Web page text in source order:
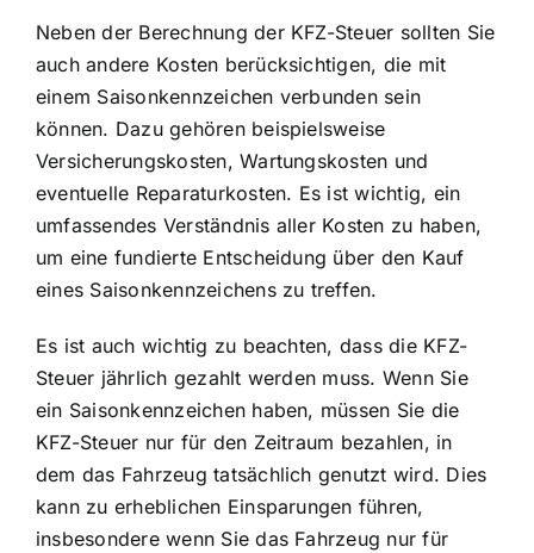
Neben der Berechnung der KFZ-Steuer sollten Sie
auch andere Kosten berücksichtigen, die mit
einem Saisonkennzeichen verbunden sein
können. Dazu gehören beispielsweise
Versicherungskosten, Wartungskosten und
eventuelle Reparaturkosten. Es ist wichtig, ein
umfassendes Verständnis aller Kosten zu haben,
um eine fundierte Entscheidung über den Kauf
eines Saisonkennzeichens zu treffen.
Es ist auch wichtig zu beachten, dass die KFZ-
Steuer jährlich gezahlt werden muss. Wenn Sie
ein Saisonkennzeichen haben, müssen Sie die
KFZ-Steuer nur für den Zeitraum bezahlen, in
dem das Fahrzeug tatsächlich genutzt wird. Dies
kann zu erheblichen Einsparungen führen,
insbesondere wenn Sie das Fahrzeug nur für